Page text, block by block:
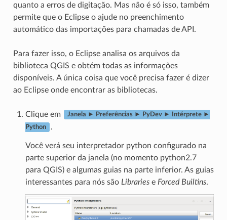
quanto a erros de digitação. Mas não é só isso, também
permite que o Eclipse o ajude no preenchimento
automático das importações para chamadas de API.
Para fazer isso, o Eclipse analisa os arquivos da
biblioteca QGIS e obtém todas as informações
disponíveis. A única coisa que você precisa fazer é dizer
ao Eclipse onde encontrar as bibliotecas.
Clique em Janela ► Preferências ► PyDev ► Intérprete ►
Python .
Você verá seu interpretador python configurado na
parte superior da janela (no momento python2.7
para QGIS) e algumas guias na parte inferior. As guias
interessantes para nós são Librariese Forced Builtins.